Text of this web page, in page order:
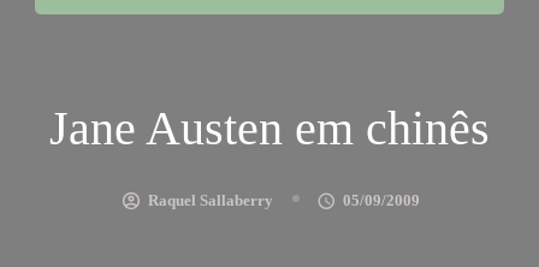
Jane Austen em chinês
Raquel Sallaberry 05/09/2009